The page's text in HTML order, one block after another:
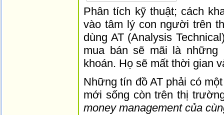
Phân tích kỹ thuật; cách
vào tâm lý con người trên
dùng AT (Analysis
mua bán sẽ mãi là những
khoán. Họ sẽ mất thời gian
Những tín đồ AT phải có
mới sống còn trên thị
money management của